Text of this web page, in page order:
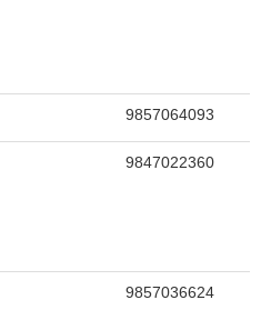
9857064093
9847022360
9857036624